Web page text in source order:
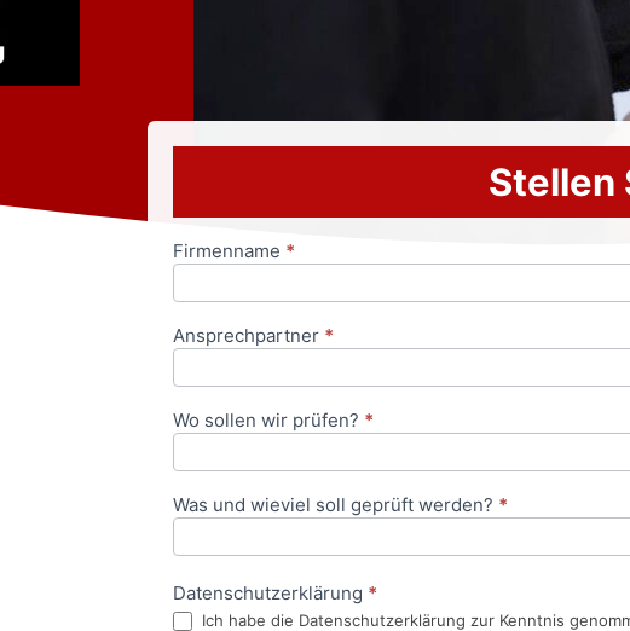
Stellen
Anfrageformular
Firmenname *
Ansprechpartner *
Wo sollen wir prüfen? *
Was und wieviel soll geprüft werden? *
Datenschutzerklärung *
Ich habe die Datenschutzerklärung zur Kenntnis